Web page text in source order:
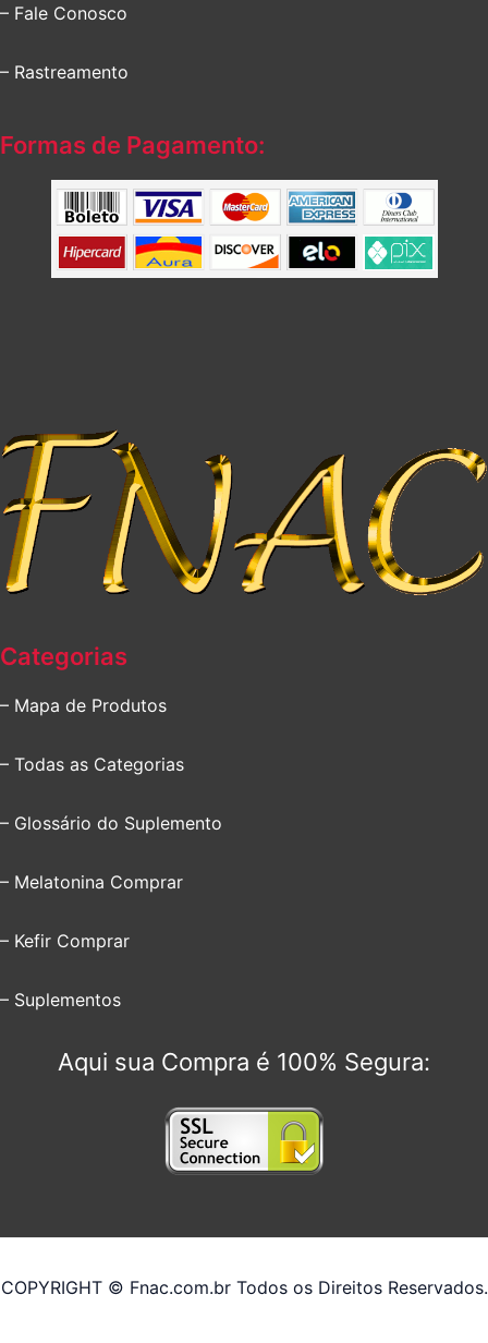
– Fale Conosco
– Rastreamento
Formas de Pagamento:
Categorias
– Mapa de Produtos
– Todas as Categorias
– Glossário do Suplemento
– Melatonina Comprar
– Kefir Comprar
– Suplementos
Aqui sua Compra é 100% Segura:
COPYRIGHT © Fnac.com.br Todos os Direitos Reservados.